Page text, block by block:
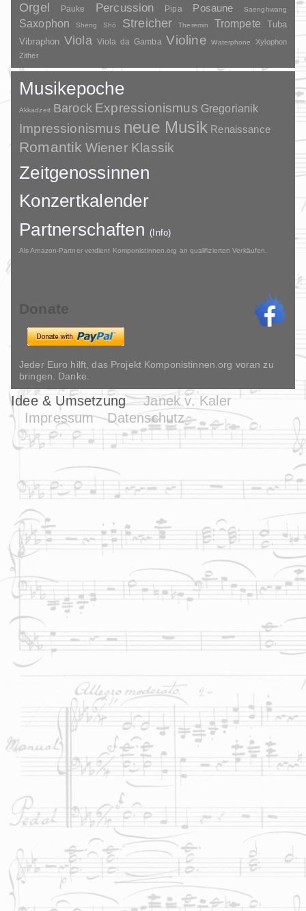
Orgel Pauke Percussion Pipa Posaune Saenghwang
Saxophon Sheng Shō Streicher Theremin Trompete
Tuba
Vibraphon Viola Viola da Gamba Violine Waterphone
Xylophon
Zither
Musikepoche
Akkadzeit Barock Expressionismus Gregorianik
Impressionismus neue Musik Renaissance
Romantik Wiener Klassik
Zeitgenossinnen
Konzertkalender
Partnerschaften(Info)
Als Amazon-Partner verdient Komponistinnen.org an qualifizierten Verkäufen.
Donate
Jeder Euro hilft, das Projekt Komponistinnen.org voran zu
bringen. Danke.
Idee & Umsetzung
Janek v. Kaler
Impressum
Datenschutz